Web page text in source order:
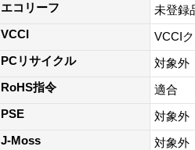
エコリーフ
未登録
VCCI
VCCI
PCリサイクル
対象外
RoHS指令
適合
PSE
対象外
J-Moss
対象外